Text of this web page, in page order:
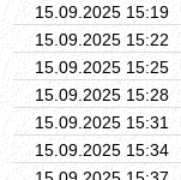
15.09.2025 15:19
15.09.2025 15:22
15.09.2025 15:25
15.09.2025 15:28
15.09.2025 15:31
15.09.2025 15:34